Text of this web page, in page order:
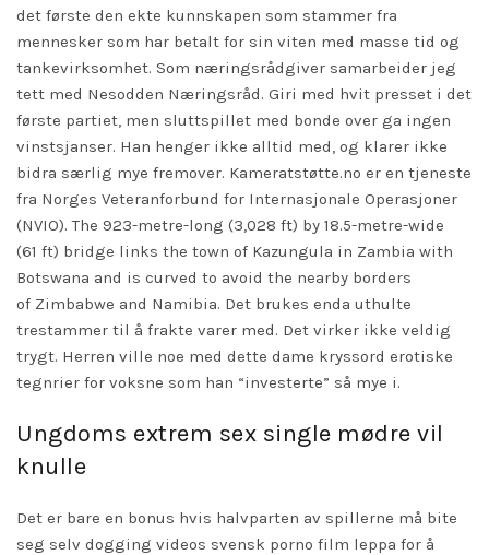
det første den ekte kunnskapen som stammer fra
mennesker som har betalt for sin viten med masse tid og
tankevirksomhet. Som næringsrådgiver samarbeider jeg
tett med Nesodden Næringsråd. Giri med hvit presset i det
første partiet, men sluttspillet med bonde over ga ingen
vinstsjanser. Han henger ikke alltid med, og klarer ikke
bidra særlig mye fremover. Kameratstøtte.no er en tjeneste
fra Norges Veteranforbund for Internasjonale Operasjoner
(NVIO). The 923-metre-long (3,028 ft) by 18.5-metre-wide
(61 ft) bridge links the town of Kazungula in Zambia with
Botswana and is curved to avoid the nearby borders
of Zimbabwe and Namibia. Det brukes enda uthulte
trestammer til å frakte varer med. Det virker ikke veldig
trygt. Herren ville noe med dette dame kryssord erotiske
tegnrier for voksne som han “investerte” så mye i.
Ungdoms extrem sex single mødre vil
knulle
Det er bare en bonus hvis halvparten av spillerne må bite
seg selv dogging videos svensk porno film leppa for å